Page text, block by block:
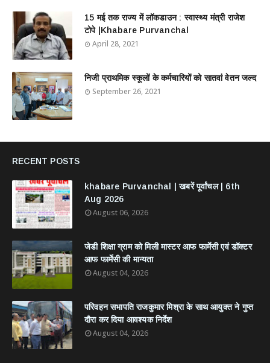
15 मई तक राज्य में लॉकडाउन : स्वास्थ्य मंत्री राजेश
टोपे |Khabare Purvanchal
April 28, 2021
निजी प्राथमिक स्कूलों के कर्मचारियों को सातवां वेतन जल्द
September 26, 2021
RECENT POSTS
khabare Purvanchal | खबरें पूर्वांचल | 6th
Aug 2026
August 06, 2026
जेडी शिक्षा ग्राम को मिली मास्टर आफ फार्मेसी एवं डॉक्टर
आफ फार्मेसी की मान्यता
August 04, 2026
परिवहन सभापति राजकुमार मिश्रा के साथ आयुक्त ने गुप्त
दौरा कर दिया आवश्यक निर्देश
August 04, 2026